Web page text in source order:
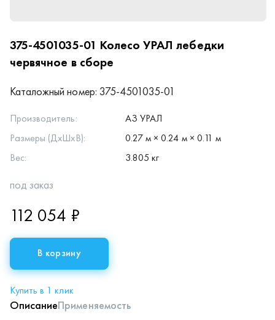
375-4501035-01 Колесо УРАЛ лебедки
червячное в сборе
Каталожный номер: 375-4501035-01
Производитель:
АЗ УРАЛ
Размеры (ДхШхВ):
0.27 м × 0.24 м × 0.11 м
Вес:
3.805 кг
под заказ
112 054 ₽
В корзину
Купить в 1 клик
ОписаниеПрименяемость